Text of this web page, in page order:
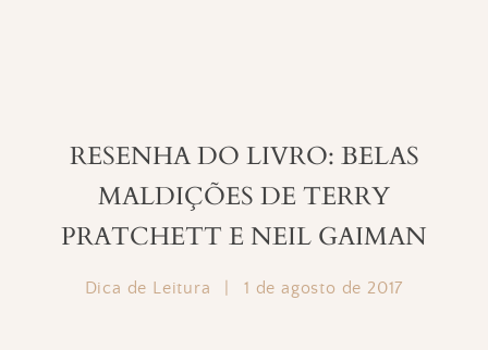
RESENHA DO LIVRO: BELAS
MALDIÇÕES DE TERRY
PRATCHETT E NEIL GAIMAN
Dica de Leitura 1 de agosto de 2017